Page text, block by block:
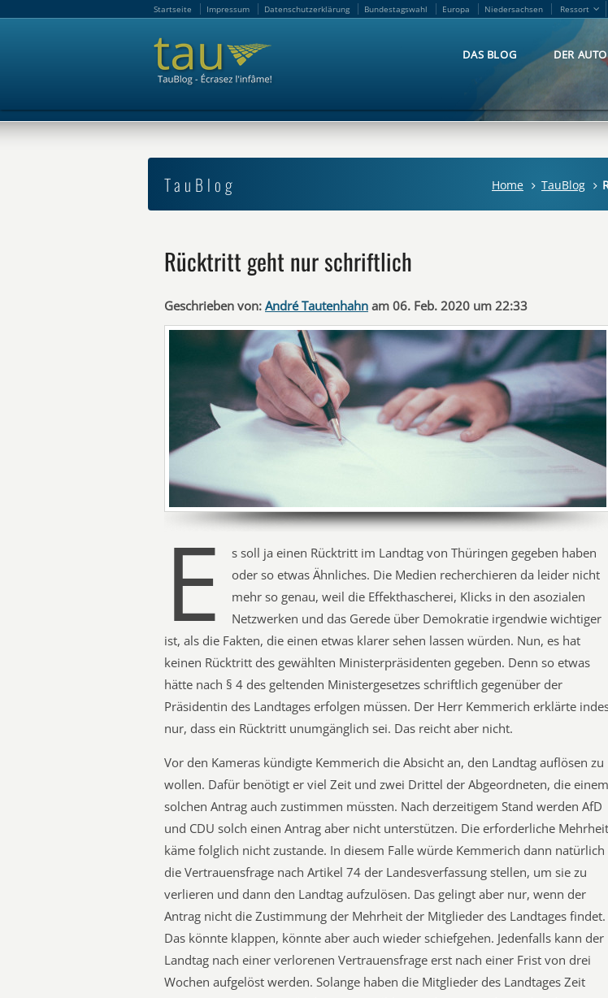
Startseite Impressum Datenschutzerklärung Bundestagswahl Europa Niedersachsen Ressort
DAS BLOG DER
TauBlog Home TauBlog
Rücktritt geht nur schriftlich
Geschrieben von: André Tautenhahn am 06. Feb. 2020 um 22:33
E
s soll ja einen Rücktritt im Landtag von Thüringen gegeben haben
oder so etwas Ähnliches. Die Medien recherchieren da leider nicht
mehr so genau, weil die Effekthascherei, Klicks in den asozialen
Netzwerken und das Gerede über Demokratie irgendwie wichtiger
ist, als die Fakten, die einen etwas klarer sehen lassen würden. Nun, es hat
keinen Rücktritt des gewählten Ministerpräsidenten gegeben. Denn so etwas
hätte nach § 4 des geltenden Ministergesetzes schriftlich gegenüber der
Präsidentin des Landtages erfolgen müssen. Der Herr Kemmerich erklärte
nur, dass ein Rücktritt unumgänglich sei. Das reicht aber nicht.
Vor den Kameras kündigte Kemmerich die Absicht an, den Landtag auflösen zu
wollen. Dafür benötigt er viel Zeit und zwei Drittel der Abgeordneten, die einem
solchen Antrag auch zustimmen müssten. Nach derzeitigem Stand werden AfD
und CDU solch einen Antrag aber nicht unterstützen. Die erforderliche Mehrheit
käme folglich nicht zustande. In diesem Falle würde Kemmerich dann natürlich
die Vertrauensfrage nach Artikel 74 der Landesverfassung stellen, um sie zu
verlieren und dann den Landtag aufzulösen. Das gelingt aber nur, wenn der
Antrag nicht die Zustimmung der Mehrheit der Mitglieder des Landtages findet.
Das könnte klappen, könnte aber auch wieder schiefgehen. Jedenfalls kann der
Landtag nach einer verlorenen Vertrauensfrage erst nach einer Frist von drei
Wochen aufgelöst werden. Solange haben die Mitglieder des Landtages Zeit
Startseite Impressum Datenschutzerklärung Bundestagswahl Europa Niedersachsen Ressort
DAS BLOG DER